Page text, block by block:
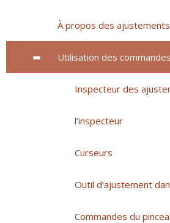
À propos des
Utilisation des
Inspecteur des
l’inspecteur
Curseurs
Outil d’ajustement
Commandes du